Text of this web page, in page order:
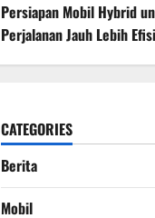
Persiapan Mobil Hybrid
Perjalanan Jauh Lebih
CATEGORIES
Berita
Mobil